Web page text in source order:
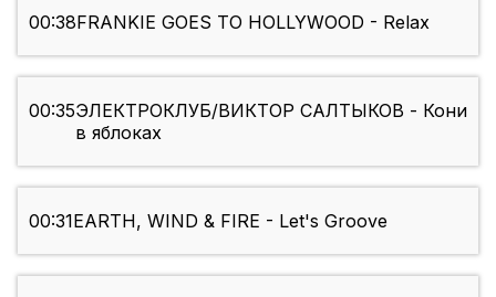
00:38FRANKIE GOES TO HOLLYWOOD - Relax
00:35ЭЛЕКТРОКЛУБ/ВИКТОР САЛТЫКОВ - Кони
в яблоках
00:31EARTH, WIND & FIRE - Let's Groove